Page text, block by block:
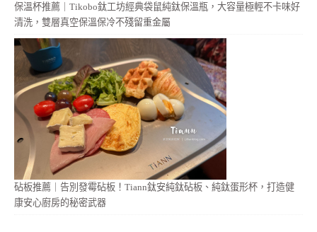
保溫杯推薦｜Tikobo鈦工坊經典袋鼠純鈦保溫瓶，大容量極輕不卡味好
清洗，雙層真空保溫保冷不殘留重金屬
砧板推薦｜告別發霉砧板！Tiann鈦安純鈦砧板、純鈦蛋形杯，打造健
康安心廚房的秘密武器